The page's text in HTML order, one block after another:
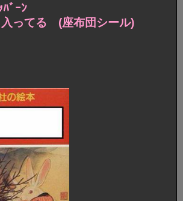
ﾞｰﾝ
入ってる (座布団シール)